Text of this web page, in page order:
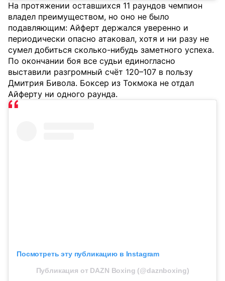
На протяжении оставшихся 11 раундов чемпион
владел преимуществом, но оно не было
подавляющим: Айферт держался уверенно и
периодически опасно атаковал, хотя и ни разу не
сумел добиться сколько-нибудь заметного успеха.
По окончании боя все судьи единогласно
выставили разгромный счёт 120–107 в пользу
Дмитрия Бивола. Боксер из Токмока не отдал
Айферту ни одного раунда.
Посмотреть эту публикацию в Instagram
Публикация от DAZN Boxing (@daznboxing)